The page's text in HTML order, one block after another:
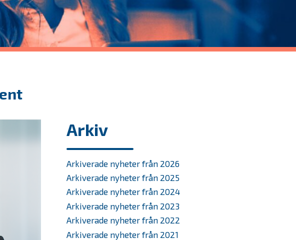
Arkiv
Arkiverade nyheter från 2026
Arkiverade nyheter från 2025
Arkiverade nyheter från 2024
Arkiverade nyheter från 2023
Arkiverade nyheter från 2022
Arkiverade nyheter från 2021